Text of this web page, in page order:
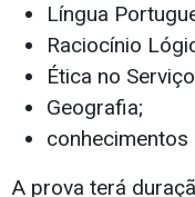
Língua
Raciocínio
Ética no
Geografia;
A prova terá